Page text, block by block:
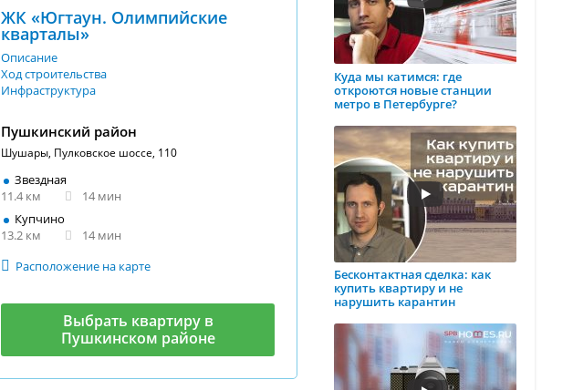
ЖК «Югтаун. Олимпийские
кварталы»
Описание
Ход строительства
Инфраструктура
Пушкинский район
Шушары, Пулковское шоссе, 110
Звездная
11.4 км
14 мин
Купчино
13.2 км
14 мин
Расположение на карте
Выбрать квартиру в
Пушкинском районе
Куда мы катимся: где
откроются новые станции
метро в Петербурге?
Бесконтактная сделка: как
купить квартиру и не
нарушить карантин